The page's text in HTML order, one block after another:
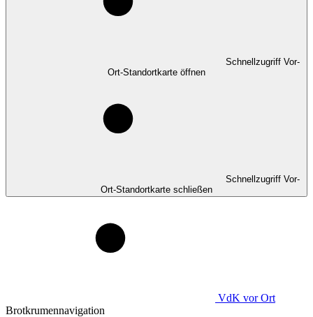
Schnellzugriff Vor-
Ort-Standortkarte öffnen
Schnellzugriff Vor-
Ort-Standortkarte schließen
VdK vor Ort
Brotkrumennavigation